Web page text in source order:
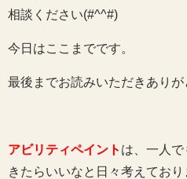
相談ください(#^^#)
今日はここまでです。
最後までお読みいただきありが
アビリティペイント は、一人で
きたらいいなと日々考えており